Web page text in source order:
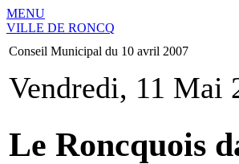
MENU
VILLE DE RONCQ
Conseil Municipal du 10 avril 2007
Vendredi, 11 Mai
Le Roncquois